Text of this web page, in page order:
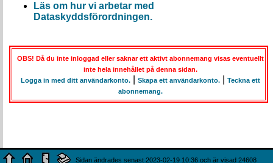
Läs om hur vi arbetar med
Dataskyddsförordningen.
OBS! Då du inte inloggad eller saknar ett aktivt abonnemang visas eventuellt
inte hela innehållet på denna sidan.
Logga in med ditt användarkonto.| Skapa ett användarkonto.|
Teckna ett
abonnemang.
Sidan ändrades senast 2023-02-19 10:36 och är visad 24608